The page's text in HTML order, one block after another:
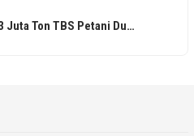
Juta Ton TBS Petani Du…